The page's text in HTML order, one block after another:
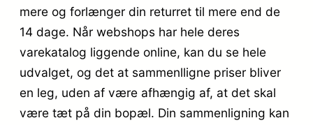
mere og forlænger din returret til mere end de
14 dage. Når webshops har hele deres
varekatalog liggende online, kan du se hele
udvalget, og det at sammenlligne priser bliver
en leg, uden af være afhængig af, at det skal
være tæt på din bopæl. Din sammenligning kan